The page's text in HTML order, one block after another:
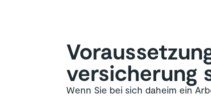
versicherung
Wenn Sie bei sich daheim ein